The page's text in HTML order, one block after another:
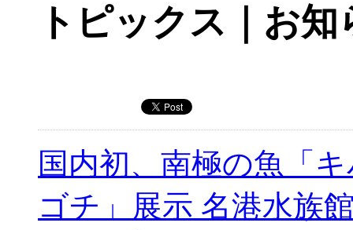
トピックス｜お知
国内初、南極の魚「
ゴチ」展示 名港水族